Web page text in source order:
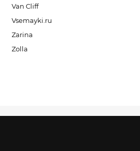
Van Cliff
Vsemayki.ru
Zarina
Zolla